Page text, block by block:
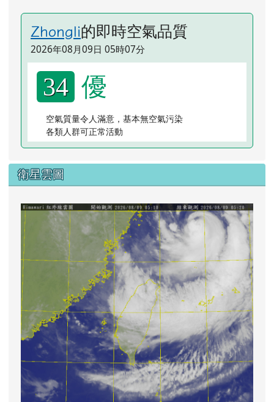
Zhongli的即時空氣品質
2026年08月09日 05時07分
34 優
空氣質量令人滿意，基本無空氣污染
各類人群可正常活動
衛星雲圖
link